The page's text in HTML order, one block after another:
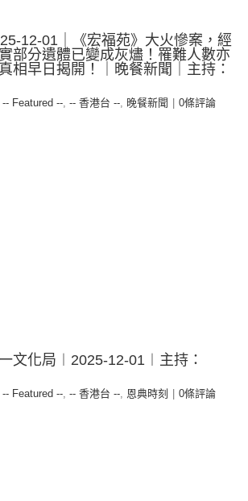
12-01｜《宏福苑》大火慘案，經
部分遺體已變成灰燼！罹難人數亦
相早日揭開！｜晚餐新聞｜主持：
-- Featured --, -- 香港台 --, 晚餐新聞 0條評論
文化局︱2025-12-01︱主持：
-- Featured --, -- 香港台 --, 恩典時刻 0條評論